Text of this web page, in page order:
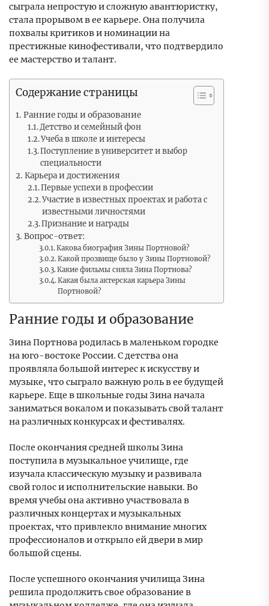
сыграла непростую и сложную авантюристку,
стала прорывом в ее карьере. Она получила
похвалы критиков и номинации на
престижные кинофестивали, что подтвердило
ее мастерство и талант.
Содержание страницы
Ранние годы и образование
Детство и семейный фон
Учеба в школе и интересы
Поступление в университет и выбор
специальности
Карьера и достижения
Первые успехи в профессии
Участие в известных проектах и работа с
известными личностями
Признание и награды
Вопрос-ответ:
Какова биография Зины Портновой?
Какой прозвище было у Зины Портновой?
Какие фильмы сняла Зина Портнова?
Какая была актерская карьера Зины
Портновой?
Ранние годы и образование
Зина Портнова родилась в маленьком городке
на юго-востоке России. С детства она
проявляла большой интерес к искусству и
музыке, что сыграло важную роль в ее будущей
карьере. Еще в школьные годы Зина начала
заниматься вокалом и показывать свой талант
на различных конкурсах и фестивалях.
После окончания средней школы Зина
поступила в музыкальное училище, где
изучала классическую музыку и развивала
свой голос и исполнительские навыки. Во
время учебы она активно участвовала в
различных концертах и музыкальных
проектах, что привлекло внимание многих
профессионалов и открыло ей двери в мир
большой сцены.
После успешного окончания училища Зина
решила продолжить свое образование в